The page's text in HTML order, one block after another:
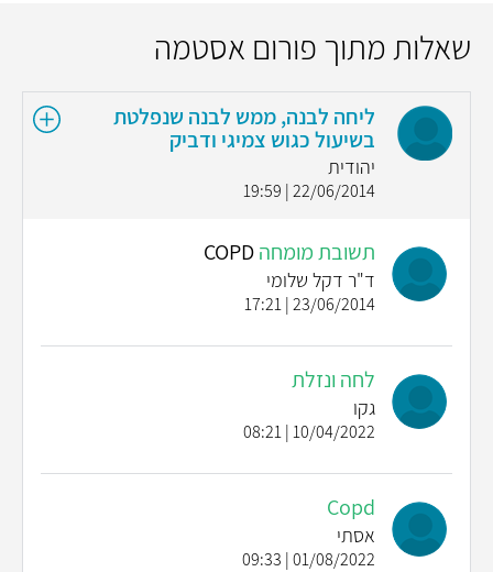
שאלות מתוך פורום אסטמה
ליחה לבנה, ממש לבנה שנפלטת
בשיעול כגוש צמיגי ודביק
יהודית
22/06/2014 | 19:59
תשובת מומחהCOPD
ד"ר דקל שלומי
23/06/2014 | 17:21
לחה ונזלת
גקו
10/04/2022 | 08:21
Copd
אסתי
01/08/2022 | 09:33